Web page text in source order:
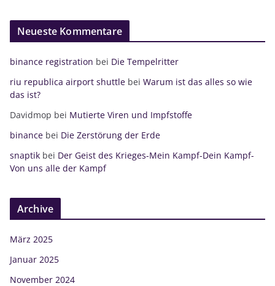
Neueste Kommentare
binance registration bei Die Tempelritter
riu republica airport shuttle bei Warum ist das alles so wie
das ist?
Davidmop bei Mutierte Viren und Impfstoffe
binance bei Die Zerstörung der Erde
snaptik bei Der Geist des Krieges-Mein Kampf-Dein Kampf-
Von uns alle der Kampf
Archive
März 2025
Januar 2025
November 2024